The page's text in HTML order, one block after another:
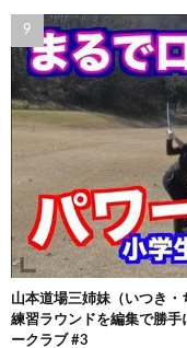
山本道場三姉妹（いつき
練習ラウンドを編集で勝手
ークラブ #3